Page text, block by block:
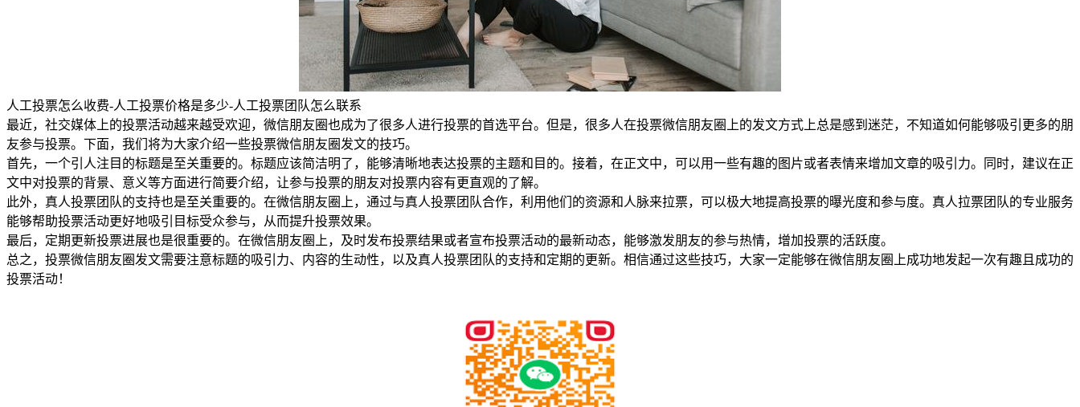
人工投票怎么收费-人工投票价格是多少-人工投票团队怎么联系
最近，社交媒体上的投票活动越来越受欢迎，微信朋友圈也成为了很多人进行投票的首选平台。但是，很多人在投票微信朋友圈上的发文方式上总是感到迷茫，不知道如何能够吸引更多的朋
友参与投票。下面，我们将为大家介绍一些投票微信朋友圈发文的技巧。
首先，一个引人注目的标题是至关重要的。标题应该简洁明了，能够清晰地表达投票的主题和目的。接着，在正文中，可以用一些有趣的图片或者表情来增加文章的吸引力。同时，建议在正
文中对投票的背景、意义等方面进行简要介绍，让参与投票的朋友对投票内容有更直观的了解。
此外，真人投票团队的支持也是至关重要的。在微信朋友圈上，通过与真人投票团队合作，利用他们的资源和人脉来拉票，可以极大地提高投票的曝光度和参与度。真人拉票团队的专业服务
能够帮助投票活动更好地吸引目标受众参与，从而提升投票效果。
最后，定期更新投票进展也是很重要的。在微信朋友圈上，及时发布投票结果或者宣布投票活动的最新动态，能够激发朋友的参与热情，增加投票的活跃度。
总之，投票微信朋友圈发文需要注意标题的吸引力、内容的生动性，以及真人投票团队的支持和定期的更新。相信通过这些技巧，大家一定能够在微信朋友圈上成功地发起一次有趣且成功的
投票活动！